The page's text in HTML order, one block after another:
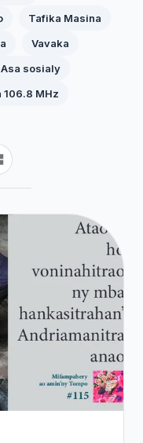
Tafika Masina
Vavaka
Asa sosialy
106.8 MHz